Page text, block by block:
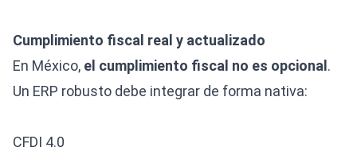
Cumplimiento fiscal real y actualizado
En México, el cumplimiento fiscal no es opcional .
Un ERP robusto debe integrar de forma nativa:
CFDI 4.0